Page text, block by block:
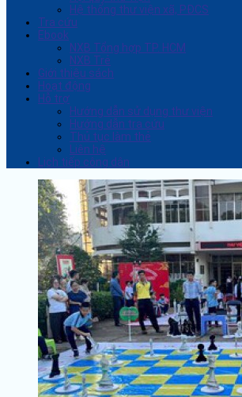
Hệ thống thư viện xã, PĐCS
Tra cứu
Ebook
NXB Tổng hợp TP. HCM
NXB Trẻ
Giới thiệu sách
Hoạt động
Hỗ trợ
Hướng dẫn sử dụng thư viện
Hướng dẫn tra cứu
Thủ tục làm thẻ
Liên hệ
Lịch tiếp công dân